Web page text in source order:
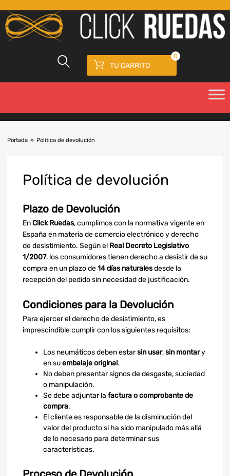
TU CARRITO
0
Portada » Política de devolución
Política de devolución
Plazo de Devolución
EnClick Ruedas, cumplimos con la normativa vigente en
España en materia de comercio electrónico y derecho
de desistimiento. Según el Real Decreto Legislativo
1/2007, los consumidores tienen derecho a desistir de su
compra en un plazo de14 días naturalesdesde la
recepción del pedido sin necesidad de justificación.
Condiciones para la Devolución
Para ejercer el derecho de desistimiento, es
imprescindible cumplir con los siguientes requisitos:
Los neumáticos deben estarsin usar,sin montary
en suembalaje original.
No deben presentar signos de desgaste, suciedad
o manipulación.
Se debe adjuntar la factura o comprobante de
compra.
El cliente es responsable de la disminución del
valor del producto si ha sido manipulado más allá
de lo necesario para determinar sus
características.